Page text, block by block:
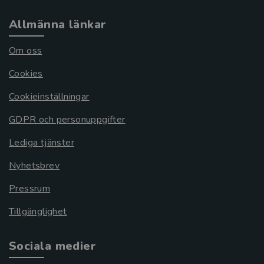
Allmänna länkar
Om oss
Cookies
Cookieinställningar
GDPR och personuppgifter
Lediga tjänster
Nyhetsbrev
Pressrum
Tillgänglighet
Sociala medier